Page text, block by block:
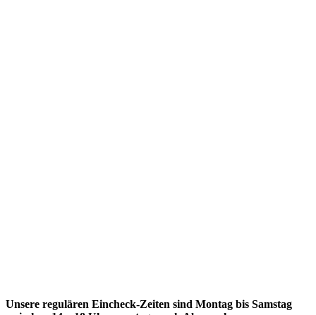
Unsere regulären Eincheck-Zeiten sind Montag bis Samstag